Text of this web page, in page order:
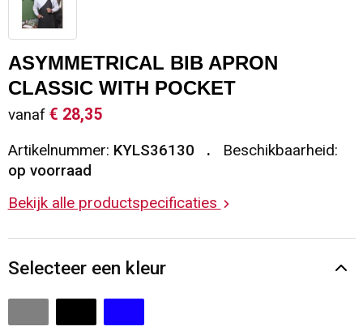
Sleutelhangers en Lanyards
Snoepgoed
Spellen voor binnen en buiten
Sport
Veiligheid, Auto en Fiets
Vrije tijd en Strand
Themapakketten
Vesten
Gilets
Blazers
Restauranttextiel
Reflecterende vesten
Hoofdbescherming
Reflecterende polo's
Handschoenen en Sjaals
Gehoorbescherming
Caps, Hoeden en Mutsen
ASYMMETRICAL BIB APRON
CLASSIC WITH POCKET
vanaf € 28,35
Artikelnummer: KYLS36130
Beschikbaarheid:
op voorraad
Bekijk alle productspecificaties
Selecteer een kleur